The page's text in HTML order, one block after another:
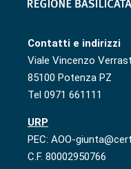
Contatti e indirizzi
Viale Vincenzo
85100 Potenza PZ
Tel 0971 661111
URP
PEC: AOO-
C.F. 80002950766